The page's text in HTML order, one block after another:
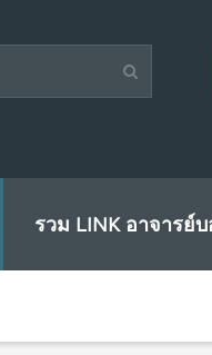
รวม LINK อาจารย์